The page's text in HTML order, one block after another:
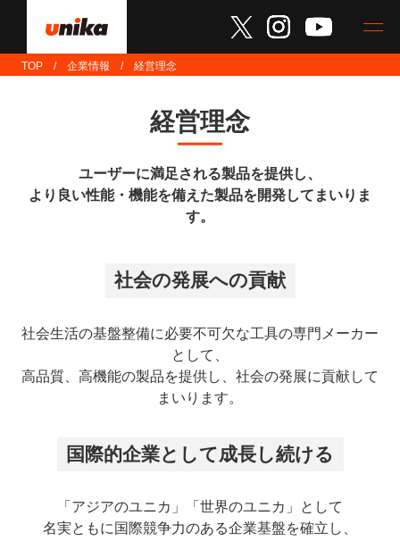
TOP 企業情報 経営理念
経営理念
ユーザーに満⾜される製品を提供し、
より良い性能・機能を備えた製品を開発してまいりま
す。
社会の発展への貢献
社会⽣活の基盤整備に必要不可⽋な⼯具の専⾨メーカー
として、
⾼品質、⾼機能の製品を提供し、社会の発展に貢献して
まいります。
国際的企業として成⻑し続ける
「アジアのユニカ」「世界のユニカ」として
名実ともに国際競争⼒のある企業基盤を確⽴し、